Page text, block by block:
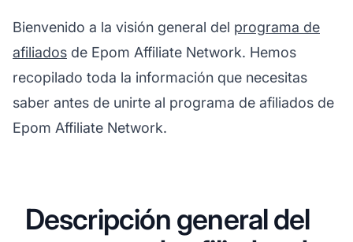
Bienvenido a la visión general del programa de
afiliados de Epom Affiliate Network. Hemos
recopilado toda la información que necesitas
saber antes de unirte al programa de afiliados de
Epom Affiliate Network.
Descripción general del